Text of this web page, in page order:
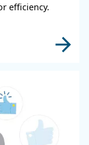
μας!